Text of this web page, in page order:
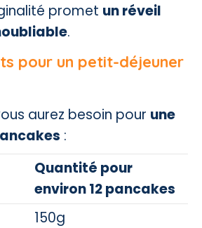
promet un réveil
.
pour un petit-déjeuner
aurez besoin pour une
:
Quantité pour
environ 12 pancakes
150g